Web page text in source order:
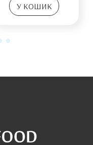
У КОШИК